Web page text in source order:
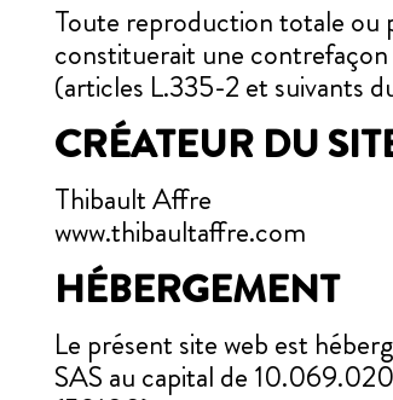
Toute reproduction totale ou
constituerait une
(articles L.335-2 et suivants
CRÉATEUR DU
Thibault Affre
www.thibaultaffre.com
HÉBERGEMENT
Le présent site web est
SAS au capital de